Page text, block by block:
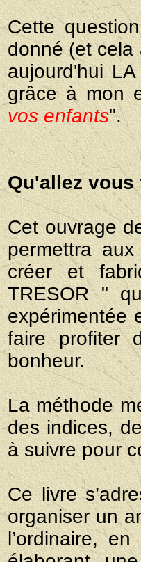
Cette
donné (et cela
aujourd'hui
grâce à mon
vos enfants".
Qu'allez
Cet ouvrage
permettra
créer et
TRESOR "
expérimentée
faire profiter
bonheur.
La méthode
des indices,
à suivre pour
Ce livre
organiser un
l’ordinaire,